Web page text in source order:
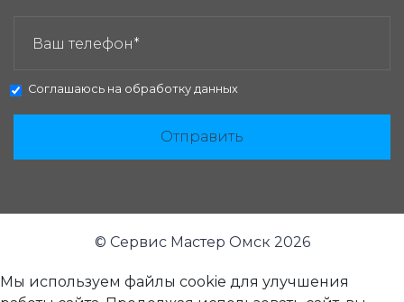
Соглашаюсь на обработку данных
Отправить
© Сервис Мастер Омск 2026
Мы используем файлы cookie для улучшения